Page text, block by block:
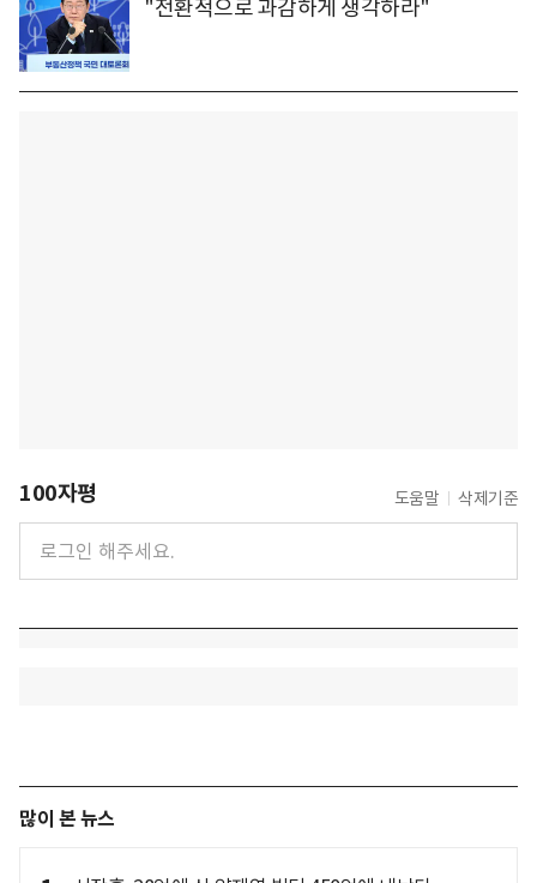
"전환적으로 과감하게 생각하라"
100자평 도움말 삭제기준
많이 본 뉴스